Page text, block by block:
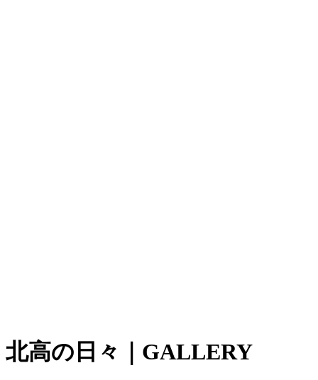
北高の日々 ｜GALLERY